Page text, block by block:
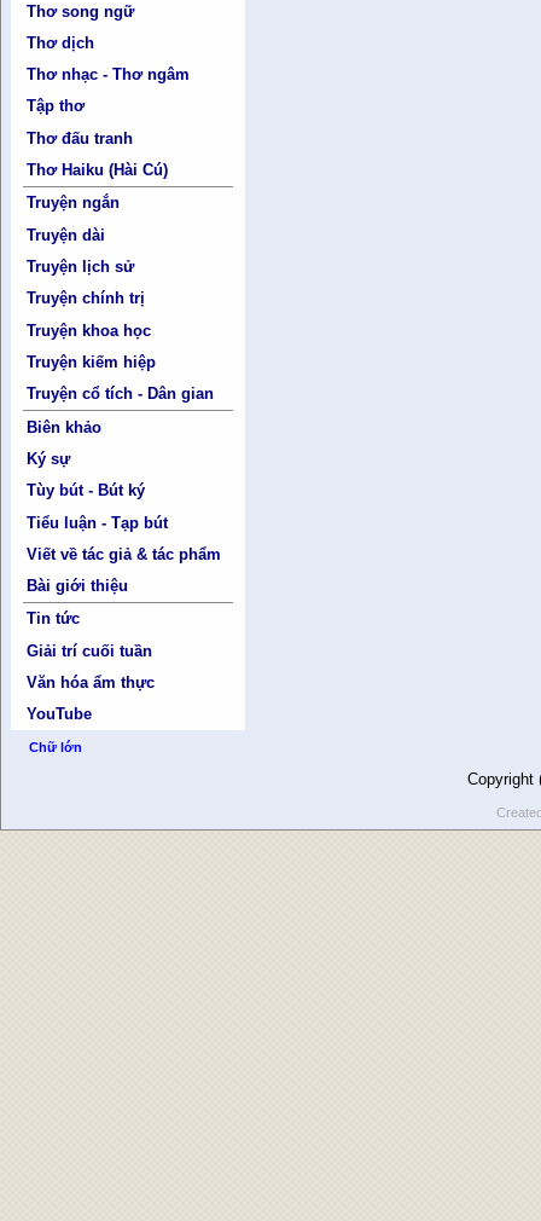
Thơ song ngữ
Thơ dịch
Thơ nhạc - Thơ ngâm
Tập thơ
Thơ đấu tranh
Thơ Haiku (Hài Cú)
Truyện ngắn
Truyện dài
Truyện lịch sử
Truyện chính trị
Truyện khoa học
Truyện kiếm hiệp
Truyện cổ tích - Dân gian
Biên khảo
Ký sự
Tùy bút - Bút ký
Tiểu luận - Tạp bút
Viết về tác giả & tác phẩm
Bài giới thiệu
Tin tức
Giải trí cuối tuần
Văn hóa ẩm thực
YouTube
Chữ lớn
Copyright